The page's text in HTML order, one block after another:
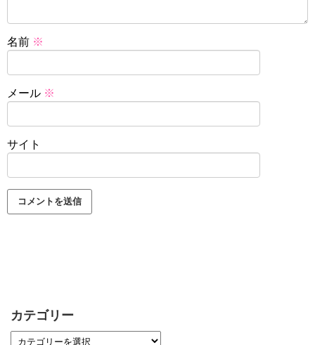
名前 ※
メール ※
サイト
カテゴリー